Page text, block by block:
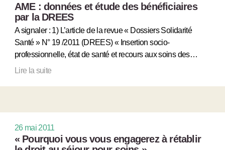
AME : données et étude des bénéficiaires
par la DREES
A signaler : 1) L’article de la revue « Dossiers Solidarité
Santé » N° 19 /2011 (DREES) « Insertion socio-
professionnelle, état de santé et recours aux soins des…
Lire la suite
26 mai 2011
« Pourquoi vous vous engagerez à rétablir